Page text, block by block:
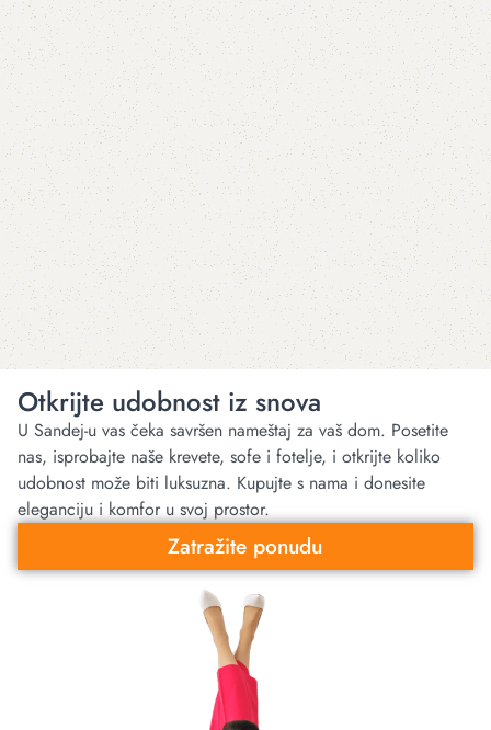
Otkrijte udobnost iz snova
U Sandej-u vas čeka savršen nameštaj za vaš dom. Posetite
nas, isprobajte naše krevete, sofe i fotelje, i otkrijte koliko
udobnost može biti luksuzna. Kupujte s nama i donesite
eleganciju i komfor u svoj prostor.
Zatražite ponudu